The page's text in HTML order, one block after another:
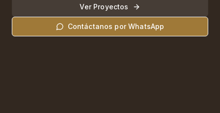
Ver Proyectos
Contáctanos por WhatsApp